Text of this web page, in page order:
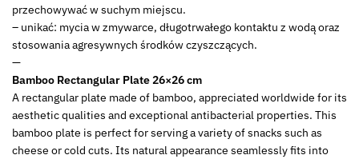
przechowywać w suchym miejscu.
– unikać: mycia w zmywarce, długotrwałego kontaktu z wodą oraz
stosowania agresywnych środków czyszczących.
—
Bamboo Rectangular Plate 26×26 cm
A rectangular plate made of bamboo, appreciated worldwide for its
aesthetic qualities and exceptional antibacterial properties. This
bamboo plate is perfect for serving a variety of snacks such as
cheese or cold cuts. Its natural appearance seamlessly fits into